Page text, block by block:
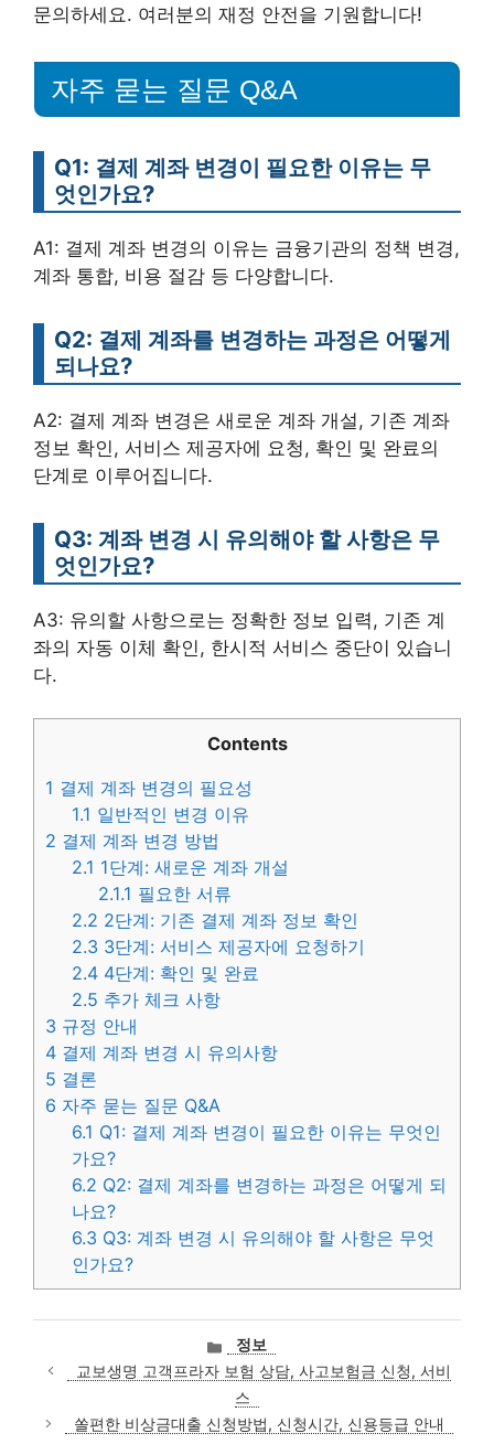
문의하세요. 여러분의 재정 안전을 기원합니다!
자주 묻는 질문 Q&A
Q1: 결제 계좌 변경이 필요한 이유는 무
엇인가요?
A1: 결제 계좌 변경의 이유는 금융기관의 정책 변경,
계좌 통합, 비용 절감 등 다양합니다.
Q2: 결제 계좌를 변경하는 과정은 어떻게
되나요?
A2: 결제 계좌 변경은 새로운 계좌 개설, 기존 계좌
정보 확인, 서비스 제공자에 요청, 확인 및 완료의
단계로 이루어집니다.
Q3: 계좌 변경 시 유의해야 할 사항은 무
엇인가요?
A3: 유의할 사항으로는 정확한 정보 입력, 기존 계
좌의 자동 이체 확인, 한시적 서비스 중단이 있습니
다.
Contents
1 결제 계좌 변경의 필요성
1.1 일반적인 변경 이유
2 결제 계좌 변경 방법
2.1 1단계: 새로운 계좌 개설
2.1.1 필요한 서류
2.2 2단계: 기존 결제 계좌 정보 확인
2.3 3단계: 서비스 제공자에 요청하기
2.4 4단계: 확인 및 완료
2.5 추가 체크 사항
3 규정 안내
4 결제 계좌 변경 시 유의사항
5 결론
6 자주 묻는 질문 Q&A
6.1 Q1: 결제 계좌 변경이 필요한 이유는 무엇인
가요?
6.2 Q2: 결제 계좌를 변경하는 과정은 어떻게 되
나요?
6.3 Q3: 계좌 변경 시 유의해야 할 사항은 무엇
인가요?
카
테
고
리
정보
교보생명 고객프라자 보험 상담, 사고보험금 신청, 서비
스
쏠편한 비상금대출 신청방법, 신청시간, 신용등급 안내